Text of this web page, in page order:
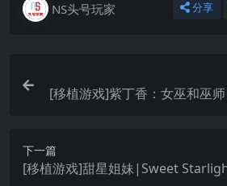
NS头号玩家 分享
[移植游戏]紫丁香：女巫和巫
下一篇
[移植游戏]甜星姐妹|Sweet